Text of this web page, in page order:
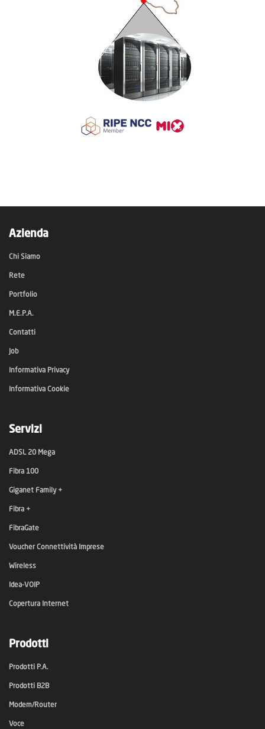
Azienda
Chi Siamo
Rete
Portfolio
M.E.P.A.
Contatti
Job
Informativa Privacy
Informativa Cookie
Servizi
ADSL 20 Mega
Fibra 100
Giganet Family +
Fibra +
FibraGate
Voucher Connettività Imprese
Wireless
Idea-VOIP
Copertura Internet
Prodotti
Prodotti P.A.
Prodotti B2B
Modem/Router
Voce